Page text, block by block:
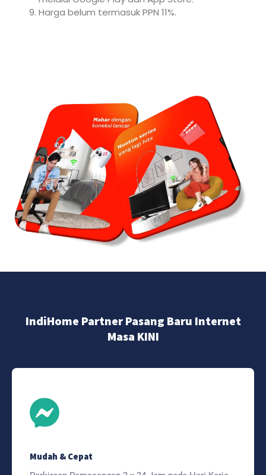
Harga belum termasuk PPN 11%.
IndiHome Partner Pasang Baru Internet
Masa KINI
Mudah & Cepat